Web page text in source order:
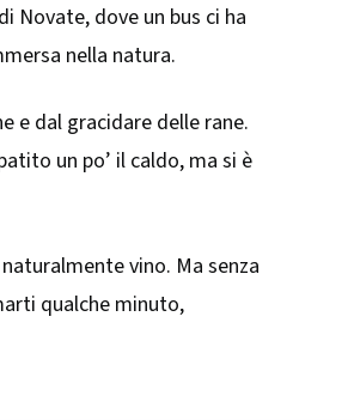
Novate, dove un bus ci ha
nella natura.
e dal gracidare delle rane.
un po’ il caldo, ma si è
vino. Ma senza
qualche minuto,